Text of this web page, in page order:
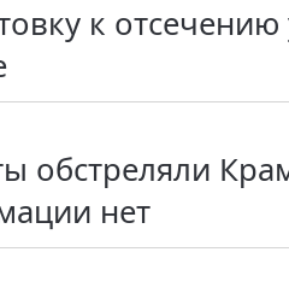
к отсечению
обстреляли
нет